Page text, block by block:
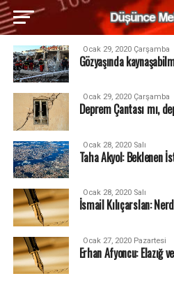
Ocak 29, 2020 Çarşamba
Gözyaşında
Ocak 29, 2020 Çarşamba
Deprem Çantası mı,
Ocak 28, 2020 Salı
Taha Akyol: Beklenen
Ocak 28, 2020 Salı
İsmail Kılıçarslan:
Ocak 27, 2020 Pazartesi
Erhan Afyoncu: Elazığ